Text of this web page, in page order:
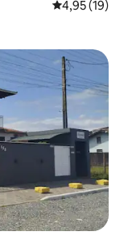
4,95 av 5 i
4,95 (19)